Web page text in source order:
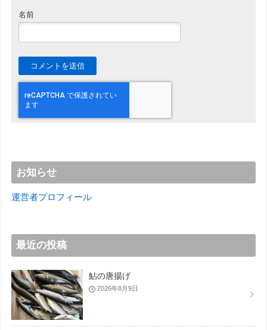
名前
お知らせ
運営者プロフィール
最近の投稿
鮎の唐揚げ
2026年8月9日